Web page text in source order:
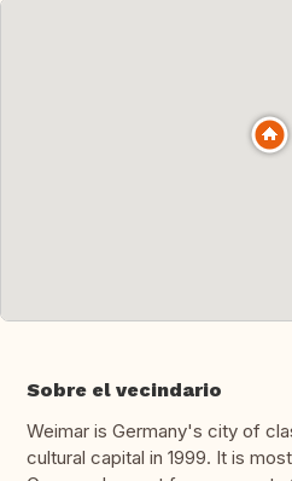
Sobre el vecindario
Weimar is Germany's city of
cultural capital in 1999. It is